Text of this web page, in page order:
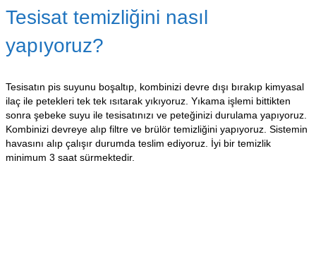
Tesisat temizliğini nasıl
yapıyoruz?
Tesisatın pis suyunu boşaltıp, kombinizi devre dışı bırakıp kimyasal
ilaç ile petekleri tek tek ısıtarak yıkıyoruz. Yıkama işlemi bittikten
sonra şebeke suyu ile tesisatınızı ve peteğinizi durulama yapıyoruz.
Kombinizi devreye alıp filtre ve brülör temizliğini yapıyoruz. Sistemin
havasını alıp çalışır durumda teslim ediyoruz. İyi bir temizlik
minimum 3 saat sürmektedir.